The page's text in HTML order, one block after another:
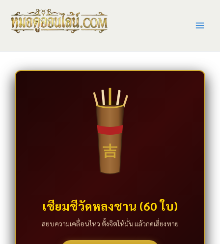
content
吉
เซียมซีวัดหลงซาน (60 ใบ)
สยบความเคลื่อนไหว ตั้งจิตให้มั่น แล้วกดเสี่ยงทาย